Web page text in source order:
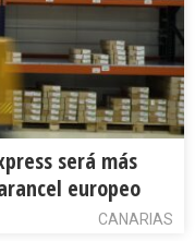
será más
europeo
CANARIAS